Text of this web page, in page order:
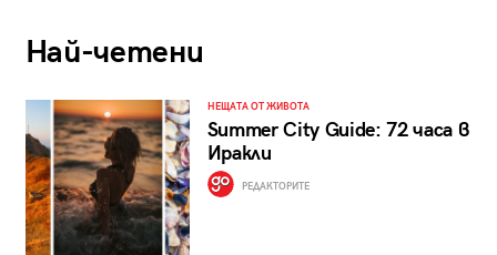
Най-четени
НЕЩАТА ОТ ЖИВОТА
Summer City Guide: 72 часа в
Иракли
РЕДАКТОРИТЕ